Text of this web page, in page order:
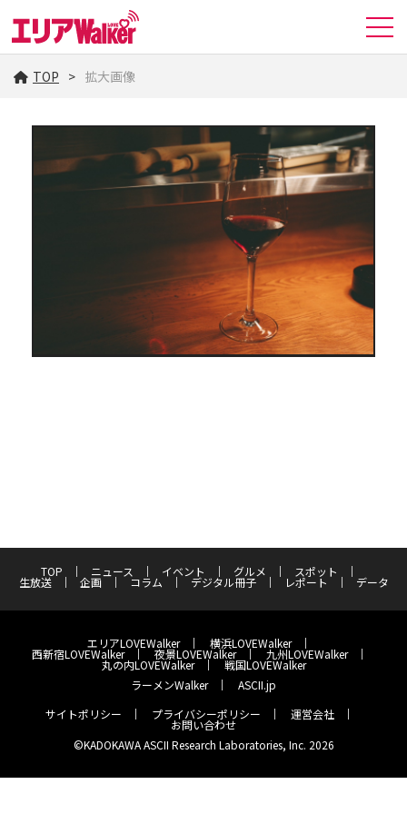
TOP 拡大画像
TOP ニュース イベント グルメ スポット
生放送 企画 コラム デジタル冊子 レポート データ
エリアLOVEWalker 横浜LOVEWalker
西新宿LOVEWalker 夜景LOVEWalker 九州LOVEWalker
丸の内LOVEWalker
戦国LOVEWalker
ラーメンWalker
ASCII.jp
サイトポリシー
プライバシーポリシー 運営会社
お問い合わせ
©KADOKAWA ASCII Research Laboratories, Inc. 2026